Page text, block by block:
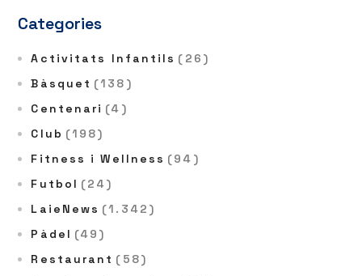
Categories
Activitats Infantils (26)
Bàsquet (138)
Centenari (4)
Club (198)
Fitness i Wellness (94)
Futbol (24)
LaieNews (1.342)
Pàdel (49)
Restaurant (58)